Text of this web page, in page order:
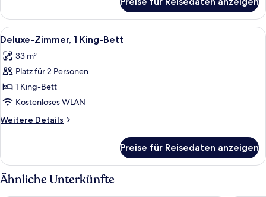
Jachthafen
anzeigen
1 King-
Bett,
Blick
den
Jachthafen
Alle
Fotos
für
Deluxe-
Zimmer,
1 King-
Bett
anzeigen
Ein modernes Hotelzimmer mit
3
Deluxe-Zimmer, 1 King-Bett
33 m²
Platz für 2 Personen
1 King-Bett
Kostenloses WLAN
Weitere Details
Weitere
Zimmer,
1 King-
Bett
Preise für Reisedaten anzeigen
Ähnliche Unterkünfte